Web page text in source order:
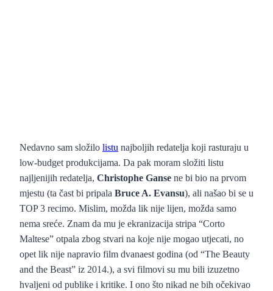
Nedavno sam složilo listu najboljih redatelja koji rasturaju u
low-budget produkcijama. Da pak moram složiti listu
najljenijih redatelja, Christophe Ganse ne bi bio na prvom
mjestu (ta čast bi pripala Bruce A. Evansu), ali našao bi se u
TOP 3 recimo. Mislim, možda lik nije lijen, možda samo
nema sreće. Znam da mu je ekranizacija stripa “Corto
Maltese” otpala zbog stvari na koje nije mogao utjecati, no
opet lik nije napravio film dvanaest godina (od “The Beauty
and the Beast” iz 2014.), a svi filmovi su mu bili izuzetno
hvaljeni od publike i kritike. I ono što nikad ne bih očekivao